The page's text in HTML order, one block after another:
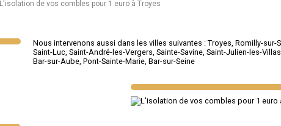
L'isolation de vos combles pour 1 euro à Troyes
Nous intervenons aussi dans les villes suivantes :Troyes,Romilly-sur-
Saint-Luc,Saint-André-les-Vergers,Sainte-Savine,Saint-Julien-les-Villas
Bar-sur-Aube,Pont-Sainte-Marie,Bar-sur-Seine